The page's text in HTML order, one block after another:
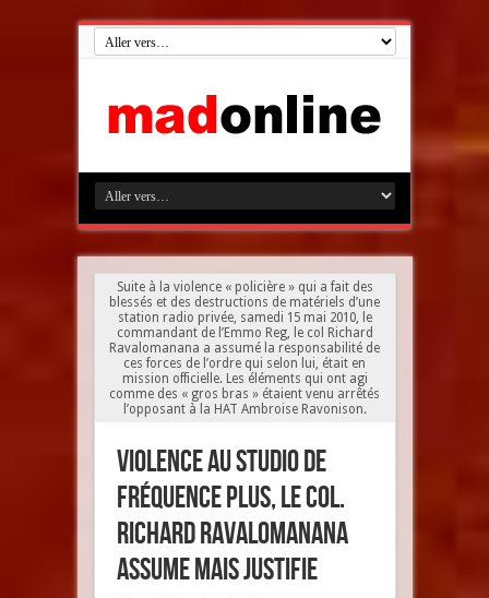
Suite à la violence « policière » qui a fait des
blessés et des destructions de matériels d’une
station radio privée, samedi 15 mai 2010, le
commandant de l’Emmo Reg, le col Richard
Ravalomanana a assumé la responsabilité de
ces forces de l’ordre qui selon lui, était en
mission officielle. Les éléments qui ont agi
comme des « gros bras » étaient venu arrêtés
l’opposant à la HAT Ambroise Ravonison.
Violence au studio de
Fréquence Plus, Le col.
Richard Ravalomanana
assume mais justifie